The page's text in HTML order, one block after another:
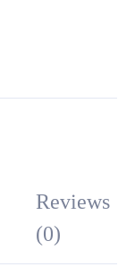
Reviews
(0)